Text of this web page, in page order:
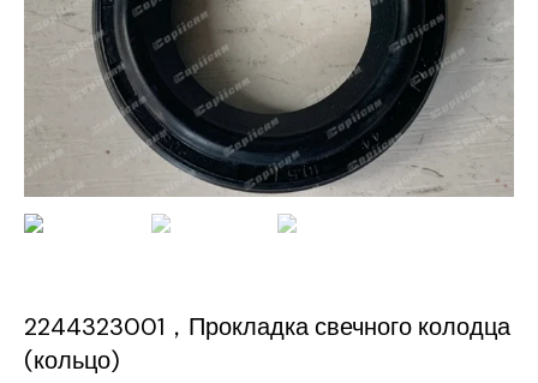
2244323001，Прокладка свечного колодца
(кольцо)